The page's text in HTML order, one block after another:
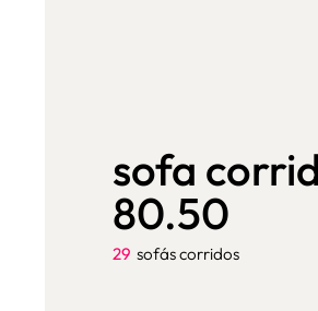
sofa
80.50
29 sofás corridos